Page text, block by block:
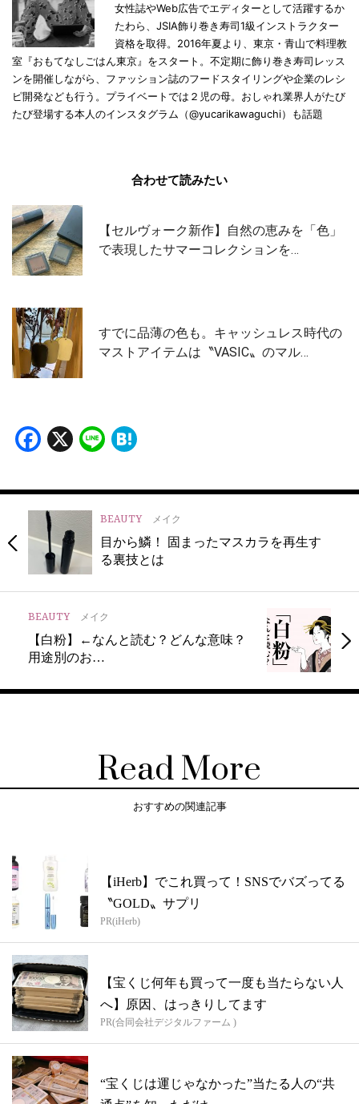
女性誌やWeb広告でエディターとして活躍するか
たわら、JSIA飾り巻き寿司1級インストラクター
資格を取得。2016年夏より、東京・青山で料理教
室『おもてなしごはん東京』をスタート。不定期に飾り巻き寿司レッス
ンを開催しながら、ファッション誌のフードスタイリングや企業のレシ
ピ開発なども行う。プライベートでは２児の母。おしゃれ業界人がたび
たび登場する本人のインスタグラム（@yucarikawaguchi）も話題
合わせて読みたい
【セルヴォーク新作】自然の恵みを「色」
で表現したサマーコレクションを…
すでに品薄の色も。キャッシュレス時代の
マストアイテムは〝VASIC〟のマル…
Facebook
X Line
BEAUTY メイク
目から鱗！ 固まったマスカラを再生す
る裏技とは
BEAUTY メイク
【白粉】←なんと読む？どんな意味？
用途別のお…
Read More
おすすめの関連記事
【iHerb】でこれ買って！SNSでバズってる
〝GOLD〟サプリ
PR(iHerb)
【宝くじ何年も買って一度も当たらない人
へ】原因、はっきりしてます
PR(合同会社デジタルファーム )
“宝くじは運じゃなかった”当たる人の“共